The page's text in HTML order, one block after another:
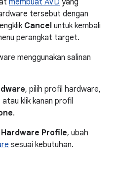
tersebut dengan
Cancel untuk kembali
perangkat target.
menggunakan salinan
, pilih profil hardware,
atau klik kanan profil
.
Profile, ubah
sesuai kebutuhan.